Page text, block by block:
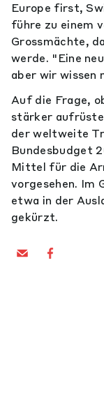
Europe first,
führe zu einem
Grossmächte,
werde. "Eine
aber wir wissen
Auf die Frage,
stärker
der weltweite
Bundesbudget
Mittel für die
vorgesehen. Im
etwa in der
gekürzt.